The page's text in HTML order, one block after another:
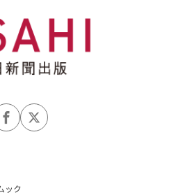
ン」
運気のいい時期に心がけたい
ザインも、パワーアップして
フが見やすくなった「一目で
ック